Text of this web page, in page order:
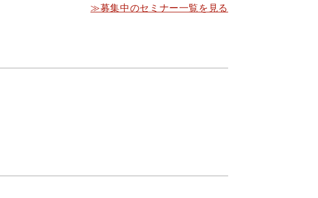
≫募集中のセミナー一覧を見る